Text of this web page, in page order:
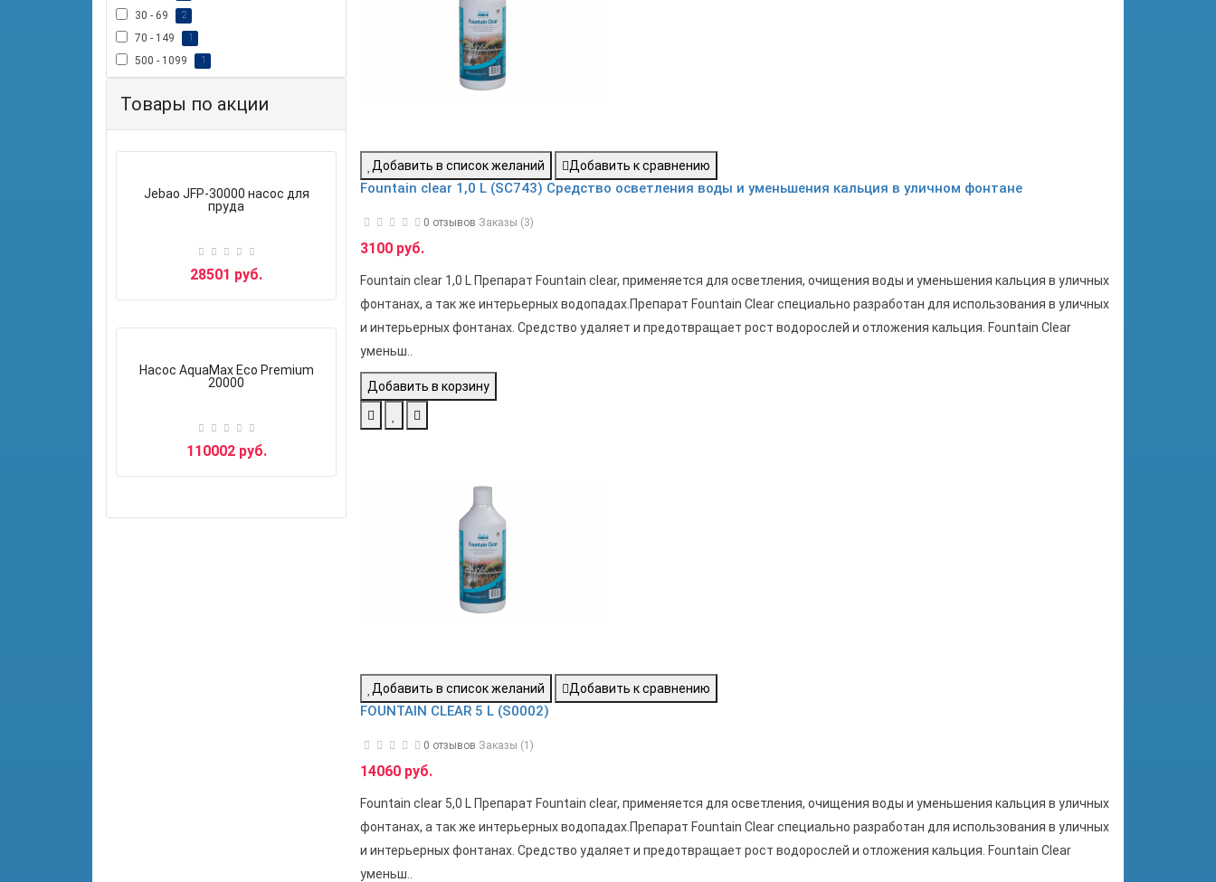
30 - 69 2
70 - 149 1
500 - 1099 1
Товары по акции
Jebao JFP-30000 насос для
пруда
28501 руб.
Насос AquaMax Eco Premium
20000
110002 руб.
Добавить в список желаний Добавить к сравнению
Fountain clear 1,0 L (SC743) Средство осветления воды и уменьшения кальция в уличном фонтане
0 отзывов Заказы (3)
3100 руб.
Fountain clear 1,0 L Препарат Fountain clear, применяется для осветления, очищения воды и уменьшения кальция в уличных
фонтанах, а так же интерьерных водопадах.Препарат Fountain Clear специально разработан для использования в уличных
и интерьерных фонтанах. Средство удаляет и предотвращает рост водорослей и отложения кальция. Fountain Clear
уменьш..
Добавить в корзину
Добавить в список желаний Добавить к сравнению
FOUNTAIN CLEAR 5 L (S0002)
0 отзывов Заказы (1)
14060 руб.
Fountain clear 5,0 L Препарат Fountain clear, применяется для осветления, очищения воды и уменьшения кальция в уличных
фонтанах, а так же интерьерных водопадах.Препарат Fountain Clear специально разработан для использования в уличных
и интерьерных фонтанах. Средство удаляет и предотвращает рост водорослей и отложения кальция. Fountain Clear
уменьш..